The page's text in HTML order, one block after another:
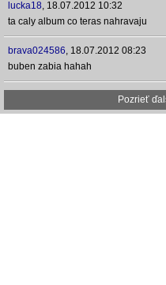
lucka18, 18.07.2012 10:32
ta caly album co teras nahravaju
brava024586, 18.07.2012 08:23
buben zabia hahah
Pozrieť